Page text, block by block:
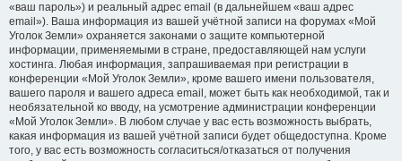
«ваш пароль») и реальный адрес email (в дальнейшем «ваш адрес
email»). Ваша информация из вашей учётной записи на форумах «Мой
Уголок Земли» охраняется законами о защите компьютерной
информации, применяемыми в стране, предоставляющей нам услуги
хостинга. Любая информация, запрашиваемая при регистрации в
конференции «Мой Уголок Земли», кроме вашего имени пользователя,
вашего пароля и вашего адреса email, может быть как необходимой, так и
необязательной ко вводу, на усмотрение администрации конференции
«Мой Уголок Земли». В любом случае у вас есть возможность выбрать,
какая информация из вашей учётной записи будет общедоступна. Кроме
того, у вас есть возможность согласиться/отказаться от получения